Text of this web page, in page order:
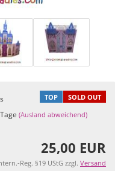
TOP SOLD OUT
(Ausland abweichend)
25,00 EUR
Reg. §19 UStG zzgl. Versand